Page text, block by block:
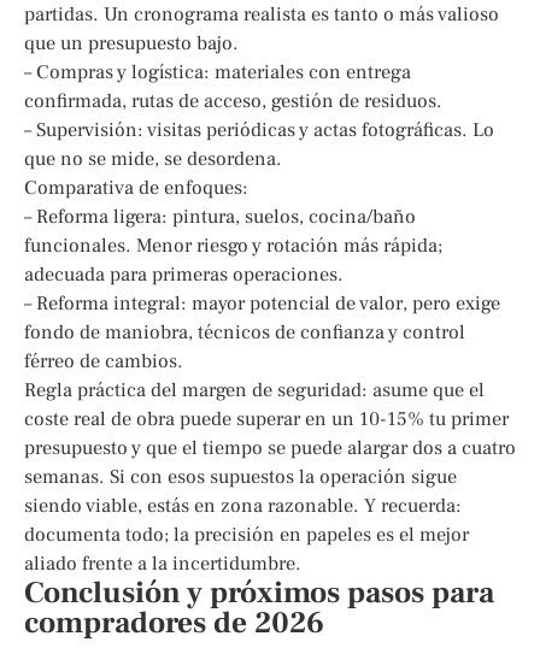
partidas. Un cronograma realista es tanto o más valioso
que un presupuesto bajo.
– Compras y logística: materiales con entrega
confirmada, rutas de acceso, gestión de residuos.
– Supervisión: visitas periódicas y actas fotográficas. Lo
que no se mide, se desordena.
Comparativa de enfoques:
– Reforma ligera: pintura, suelos, cocina/baño
funcionales. Menor riesgo y rotación más rápida;
adecuada para primeras operaciones.
– Reforma integral: mayor potencial de valor, pero exige
fondo de maniobra, técnicos de confianza y control
férreo de cambios.
Regla práctica del margen de seguridad: asume que el
coste real de obra puede superar en un 10-15% tu primer
presupuesto y que el tiempo se puede alargar dos a cuatro
semanas. Si con esos supuestos la operación sigue
siendo viable, estás en zona razonable. Y recuerda:
documenta todo; la precisión en papeles es el mejor
aliado frente a la incertidumbre.
Conclusión y próximos pasos para
compradores de 2026